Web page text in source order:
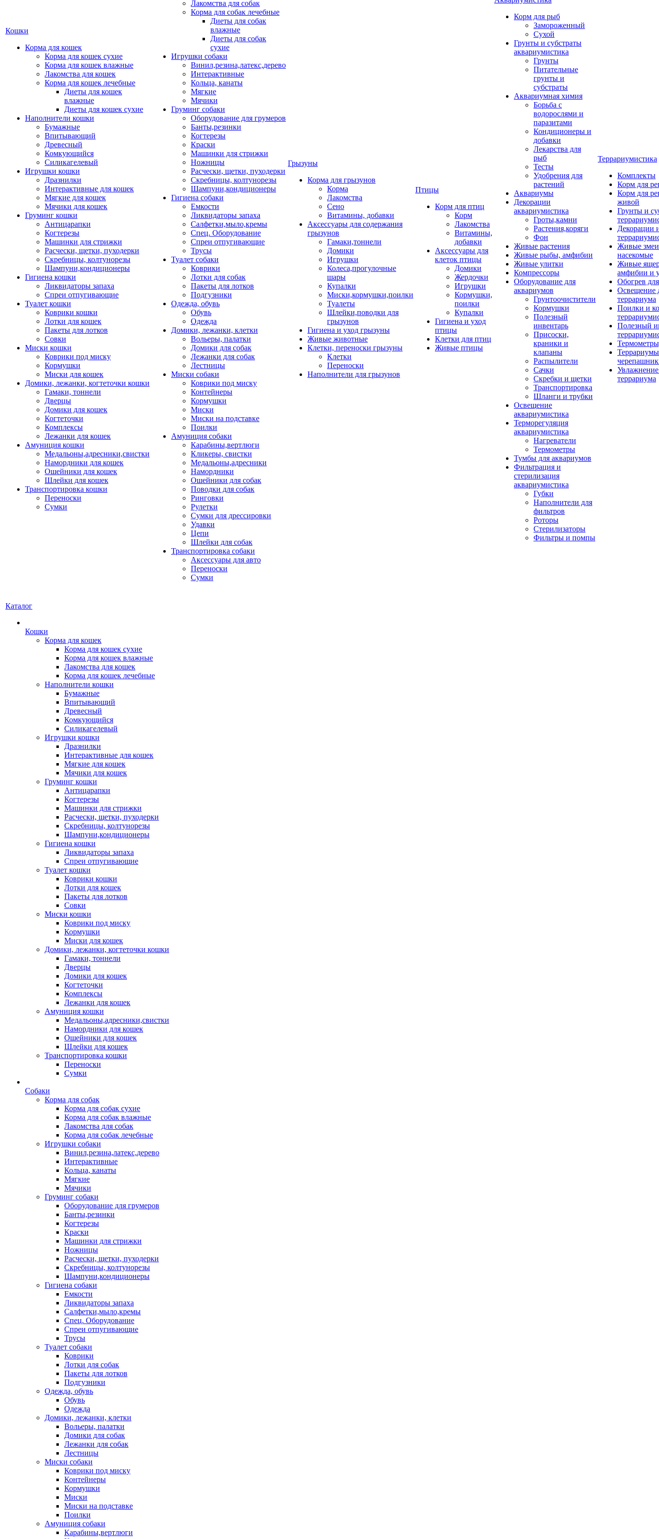
Кошки
Корма для кошек
Корма для кошек сухие
Корма для кошек влажные
Лакомства для кошек
Корма для кошек лечебные
Диеты для кошек
влажные
Диеты для кошек сухие
Наполнители кошки
Бумажные
Впитывающий
Древесный
Комкующийся
Силикагелевый
Игрушки кошки
Дразнилки
Интерактивные для кошек
Мягкие для кошек
Мячики для кошек
Груминг кошки
Антицарапки
Когтерезы
Машинки для стрижки
Расчески, щетки, пуходерки
Скребницы, колтунорезы
Шампуни,кондиционеры
Гигиена кошки
Ликвидаторы запаха
Спреи отпугивающие
Туалет кошки
Коврики кошки
Лотки для кошек
Пакеты для лотков
Совки
Миски кошки
Коврики под миску
Кормушки
Миски для кошек
Домики, лежанки, когтеточки кошки
Гамаки, тоннели
Дверцы
Домики для кошек
Когтеточки
Комплексы
Лежанки для кошек
Амуниция кошки
Медальоны,адресники,свистки
Намордники для кошек
Ошейники для кошек
Шлейки для кошек
Транспортировка кошки
Переноски
Сумки
Лакомства для собак
Корма для собак лечебные
Диеты для собак
влажные
Диеты для собак
сухие
Игрушки собаки
Винил,резина,латекс,дерево
Интерактивные
Кольца, канаты
Мягкие
Мячики
Груминг собаки
Оборудование для грумеров
Банты,резинки
Когтерезы
Краски
Машинки для стрижки
Ножницы
Расчески, щетки, пуходерки
Скребницы, колтунорезы
Шампуни,кондиционеры
Гигиена собаки
Емкости
Ликвидаторы запаха
Салфетки,мыло,кремы
Спец. Оборудование
Спреи отпугивающие
Трусы
Туалет собаки
Коврики
Лотки для собак
Пакеты для лотков
Подгузники
Одежда, обувь
Обувь
Одежда
Домики, лежанки, клетки
Вольеры, палатки
Домики для собак
Лежанки для собак
Лестницы
Миски собаки
Коврики под миску
Контейнеры
Кормушки
Миски
Миски на подставке
Поилки
Амуниция собаки
Карабины,вертлюги
Кликеры, свистки
Медальоны,адресники
Намордники
Ошейники для собак
Поводки для собак
Ринговки
Рулетки
Сумки для дрессировки
Удавки
Цепи
Шлейки для собак
Транспортировка собаки
Аксессуары для авто
Переноски
Сумки
Грызуны
Корма для грызунов
Корма
Лакомства
Сено
Витамины, добавки
Аксессуары для содержания
грызунов
Гамаки,тоннели
Домики
Игрушки
Колеса,прогулочные
шары
Купалки
Миски,кормушки,поилки
Туалеты
Шлейки,поводки для
грызунов
Гигиена и уход грызуны
Живые животные
Клетки, переноски грызуны
Клетки
Переноски
Наполнители для грызунов
Птицы
Корм для птиц
Корм
Лакомства
Витамины,
добавки
Аксессуары для
клеток птицы
Домики
Жердочки
Игрушки
Кормушки,
поилки
Купалки
Гигиена и уход
птицы
Клетки для птиц
Живые птицы
Корм для рыб
Замороженный
Сухой
Грунты и субстраты
аквариумистика
Грунты
Питательные
грунты и
субстраты
Аквариумная химия
Борьба с
водорослями и
паразитами
Кондиционеры и
добавки
Лекарства для
рыб
Тесты
Удобрения для
растений
Аквариумы
Декорации
аквариумистика
Гроты,камни
Растения,коряги
Фон
Живые растения
Живые рыбы, амфибии
Живые улитки
Компрессоры
Оборудование для
аквариумов
Грунтоочистители
Кормушки
Полезный
инвентарь
Присоски,
краники и
клапаны
Распылители
Сачки
Скребки и щетки
Транспортировка
Шланги и трубки
Освещение
аквариумистика
Терморегуляция
аквариумистика
Нагреватели
Термометры
Тумбы для аквариумов
Фильтрация и
стерилизация
аквариумистика
Губки
Наполнители для
фильтров
Роторы
Стерилизаторы
Фильтры и помпы
Террариумистика
Комплекты
Корм для
Корм для
живой
Грунты и
Декорации
Живые
насекомые
Живые
амфибии и
Обогрев
Освещение
террариума
Поилки и
Полезный
террариума
Каталог
Кошки
Корма для кошек
Корма для кошек сухие
Корма для кошек влажные
Лакомства для кошек
Корма для кошек лечебные
Наполнители кошки
Бумажные
Впитывающий
Древесный
Комкующийся
Силикагелевый
Игрушки кошки
Дразнилки
Интерактивные для кошек
Мягкие для кошек
Мячики для кошек
Груминг кошки
Антицарапки
Когтерезы
Машинки для стрижки
Расчески, щетки, пуходерки
Скребницы, колтунорезы
Шампуни,кондиционеры
Гигиена кошки
Ликвидаторы запаха
Спреи отпугивающие
Туалет кошки
Коврики кошки
Лотки для кошек
Пакеты для лотков
Совки
Миски кошки
Коврики под миску
Кормушки
Миски для кошек
Домики, лежанки, когтеточки кошки
Гамаки, тоннели
Дверцы
Домики для кошек
Когтеточки
Комплексы
Лежанки для кошек
Амуниция кошки
Медальоны,адресники,свистки
Намордники для кошек
Ошейники для кошек
Шлейки для кошек
Транспортировка кошки
Переноски
Сумки
Собаки
Корма для собак
Корма для собак сухие
Корма для собак влажные
Лакомства для собак
Корма для собак лечебные
Игрушки собаки
Винил,резина,латекс,дерево
Интерактивные
Кольца, канаты
Мягкие
Мячики
Груминг собаки
Оборудование для грумеров
Банты,резинки
Когтерезы
Краски
Машинки для стрижки
Ножницы
Расчески, щетки, пуходерки
Скребницы, колтунорезы
Шампуни,кондиционеры
Гигиена собаки
Емкости
Ликвидаторы запаха
Салфетки,мыло,кремы
Спец. Оборудование
Спреи отпугивающие
Трусы
Туалет собаки
Коврики
Лотки для собак
Пакеты для лотков
Подгузники
Одежда, обувь
Обувь
Одежда
Домики, лежанки, клетки
Вольеры, палатки
Домики для собак
Лежанки для собак
Лестницы
Миски собаки
Коврики под миску
Контейнеры
Кормушки
Миски
Миски на подставке
Поилки
Амуниция собаки
Карабины,вертлюги